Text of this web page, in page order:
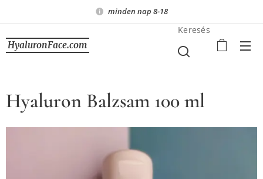
minden nap 8-18
HyaluronFace.com
Keresés
Hyaluron Balzsam 100 ml